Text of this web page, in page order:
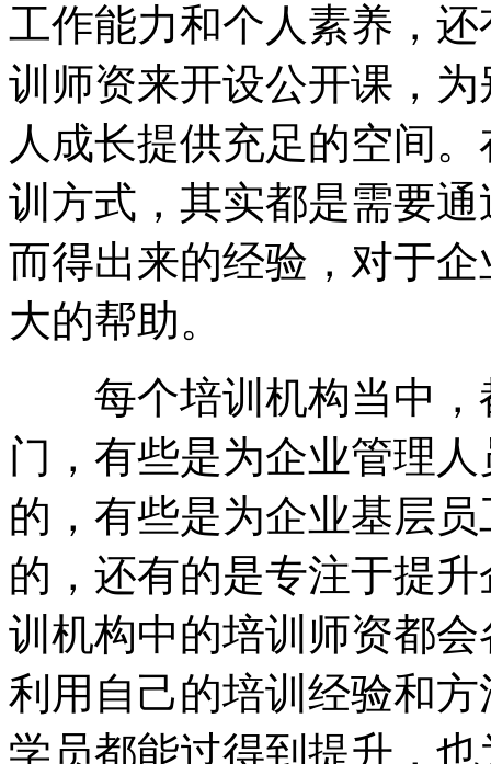
工作能力和个人素养，
训师资来开设公开课，
人成长提供充足的空间
训方式，其实都是需要通
而得出来的经验，对于
大的帮助。
每个培训机构当中，
门，有些是为企业管理
的，有些是为企业基层
的，还有的是专注于提
训机构中的培训师资都
利用自己的培训经验和
学员都能过得到提升，